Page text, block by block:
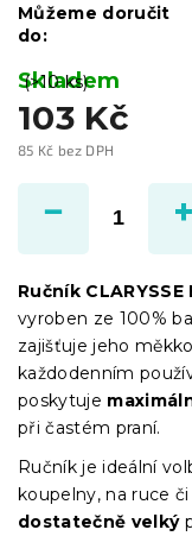
103 Kč
85 Kč bez DPH
cena:
Skladem
(>10 ks)
Můžeme doručit
do:
Ručník CLARYSSE
vyroben ze 100%
zajišťuje jeho
každodenním
poskytuje
při častém praní.
Ručník je ideální
koupelny, na ruce
dostatečně velký